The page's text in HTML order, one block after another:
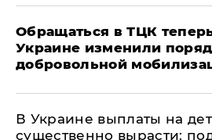
Обращаться в ТЦК
Украине изменили
добровольной
В Украине выплаты на
существенно вырасти: